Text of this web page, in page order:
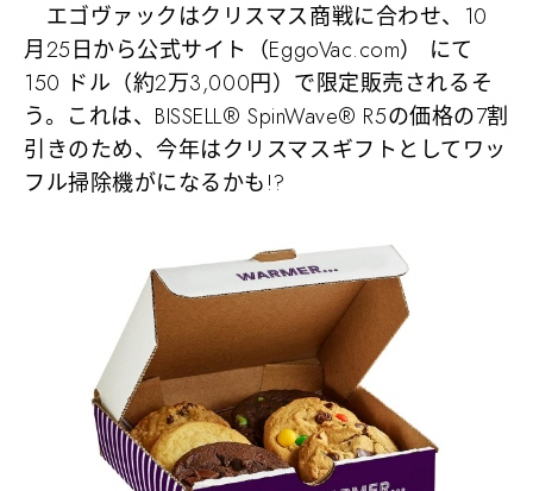
エゴヴァックはクリスマス商戦に合わせ、10
月25日から公式サイト（EggoVac.com） にて
150 ドル（約2万3,000円）で限定販売されるそ
う。これは、BISSELL® SpinWave® R5の価格の7割
引きのため、今年はクリスマスギフトとしてワッ
フル掃除機がになるかも!?